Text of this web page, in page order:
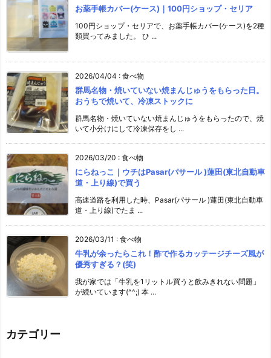
お薬手帳カバー(ケース)｜100円ショップ・セリア
100円ショップ・セリアで、お薬手帳カバー(ケース)を2種
類買ってみました。 ひ ...
2026/04/04 : 食べ物
群馬名物・焼いていない焼まんじゅうをもらった日。
おうちで焼いて、冷凍ストックに
群馬名物・焼いていない焼まんじゅうをもらったので、焼
いて小分けにして冷凍保存をし ...
2026/03/20 : 食べ物
にらねっこ｜ウチはPasar(パサール )蓮田(東北自動車
道・上り線)で買う
高速道路を利用した時、Pasar(パサール )蓮田(東北自動車
道・上り線)でたま ...
2026/03/11 : 食べ物
牛乳が余ったらこれ！酢で作るカッテージチーズ風が
優秀すぎる？(笑)
我が家では「牛乳を1リットル買うと飲みきれない問題」
が続いています(^^;) 本 ...
カテゴリー